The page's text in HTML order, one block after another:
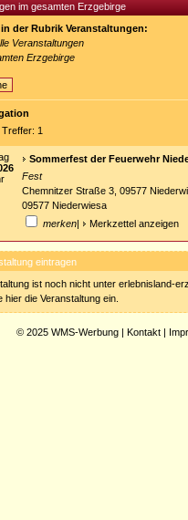
im gesamten Erzgebirge
der Rubrik Veranstaltungen:
Veranstaltungen
Erzgebirge
1
Sommerfest der Feuerwehr
Fest
Chemnitzer Straße 3, 09577
09577 Niederwiesa
merken| Merkzettel anzeigen
eintragen
ist noch nicht unter erlebnisland-
hier die Veranstaltung ein.
© 2025 WMS-Werbung | Kontakt |